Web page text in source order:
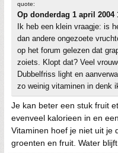
quote:
Op donderdag 1 april
Ik heb een klein vraagje: is
dan andere ongezoete
op het forum gelezen dat
zoiets. Klopt dat? Veel
Dubbelfriss light en
zo weinig vitaminen in denk
Je kan beter een stuk fruit
evenveel kalorieen in en
Vitaminen hoef je niet uit je
groenten en fruit. Water